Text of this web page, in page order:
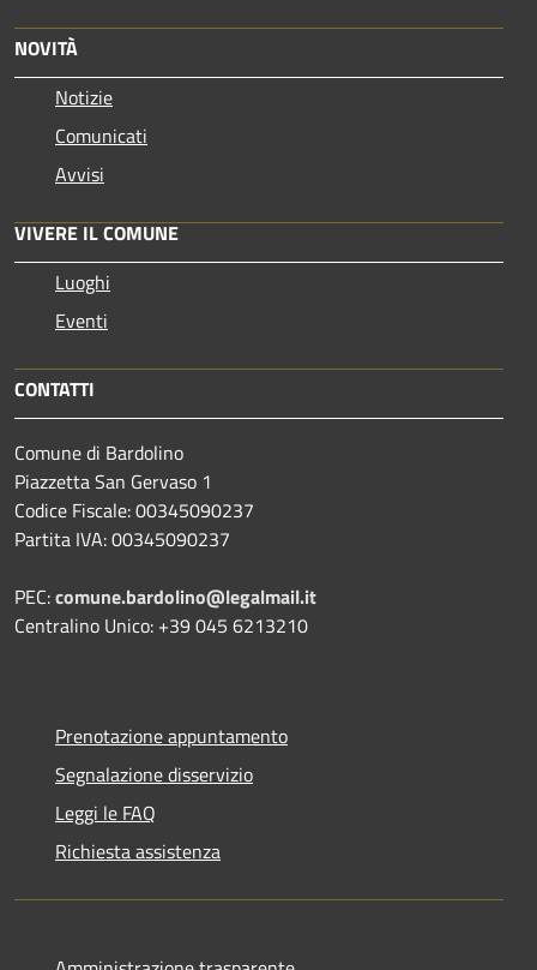
NOVITÀ
Notizie
Comunicati
Avvisi
VIVERE IL COMUNE
Luoghi
Eventi
CONTATTI
Comune di Bardolino
Piazzetta San Gervaso 1
Codice Fiscale: 00345090237
Partita IVA: 00345090237
PEC:comune.bardolino@legalmail.it
Centralino Unico: +39 045 6213210
Prenotazione appuntamento
Segnalazione disservizio
Leggi le FAQ
Richiesta assistenza